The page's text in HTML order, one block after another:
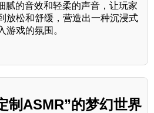
腻的音效和轻柔的声音，让玩家
放松和舒缓，营造出一种沉浸式
游戏的氛围。
制ASMR”的梦幻世界